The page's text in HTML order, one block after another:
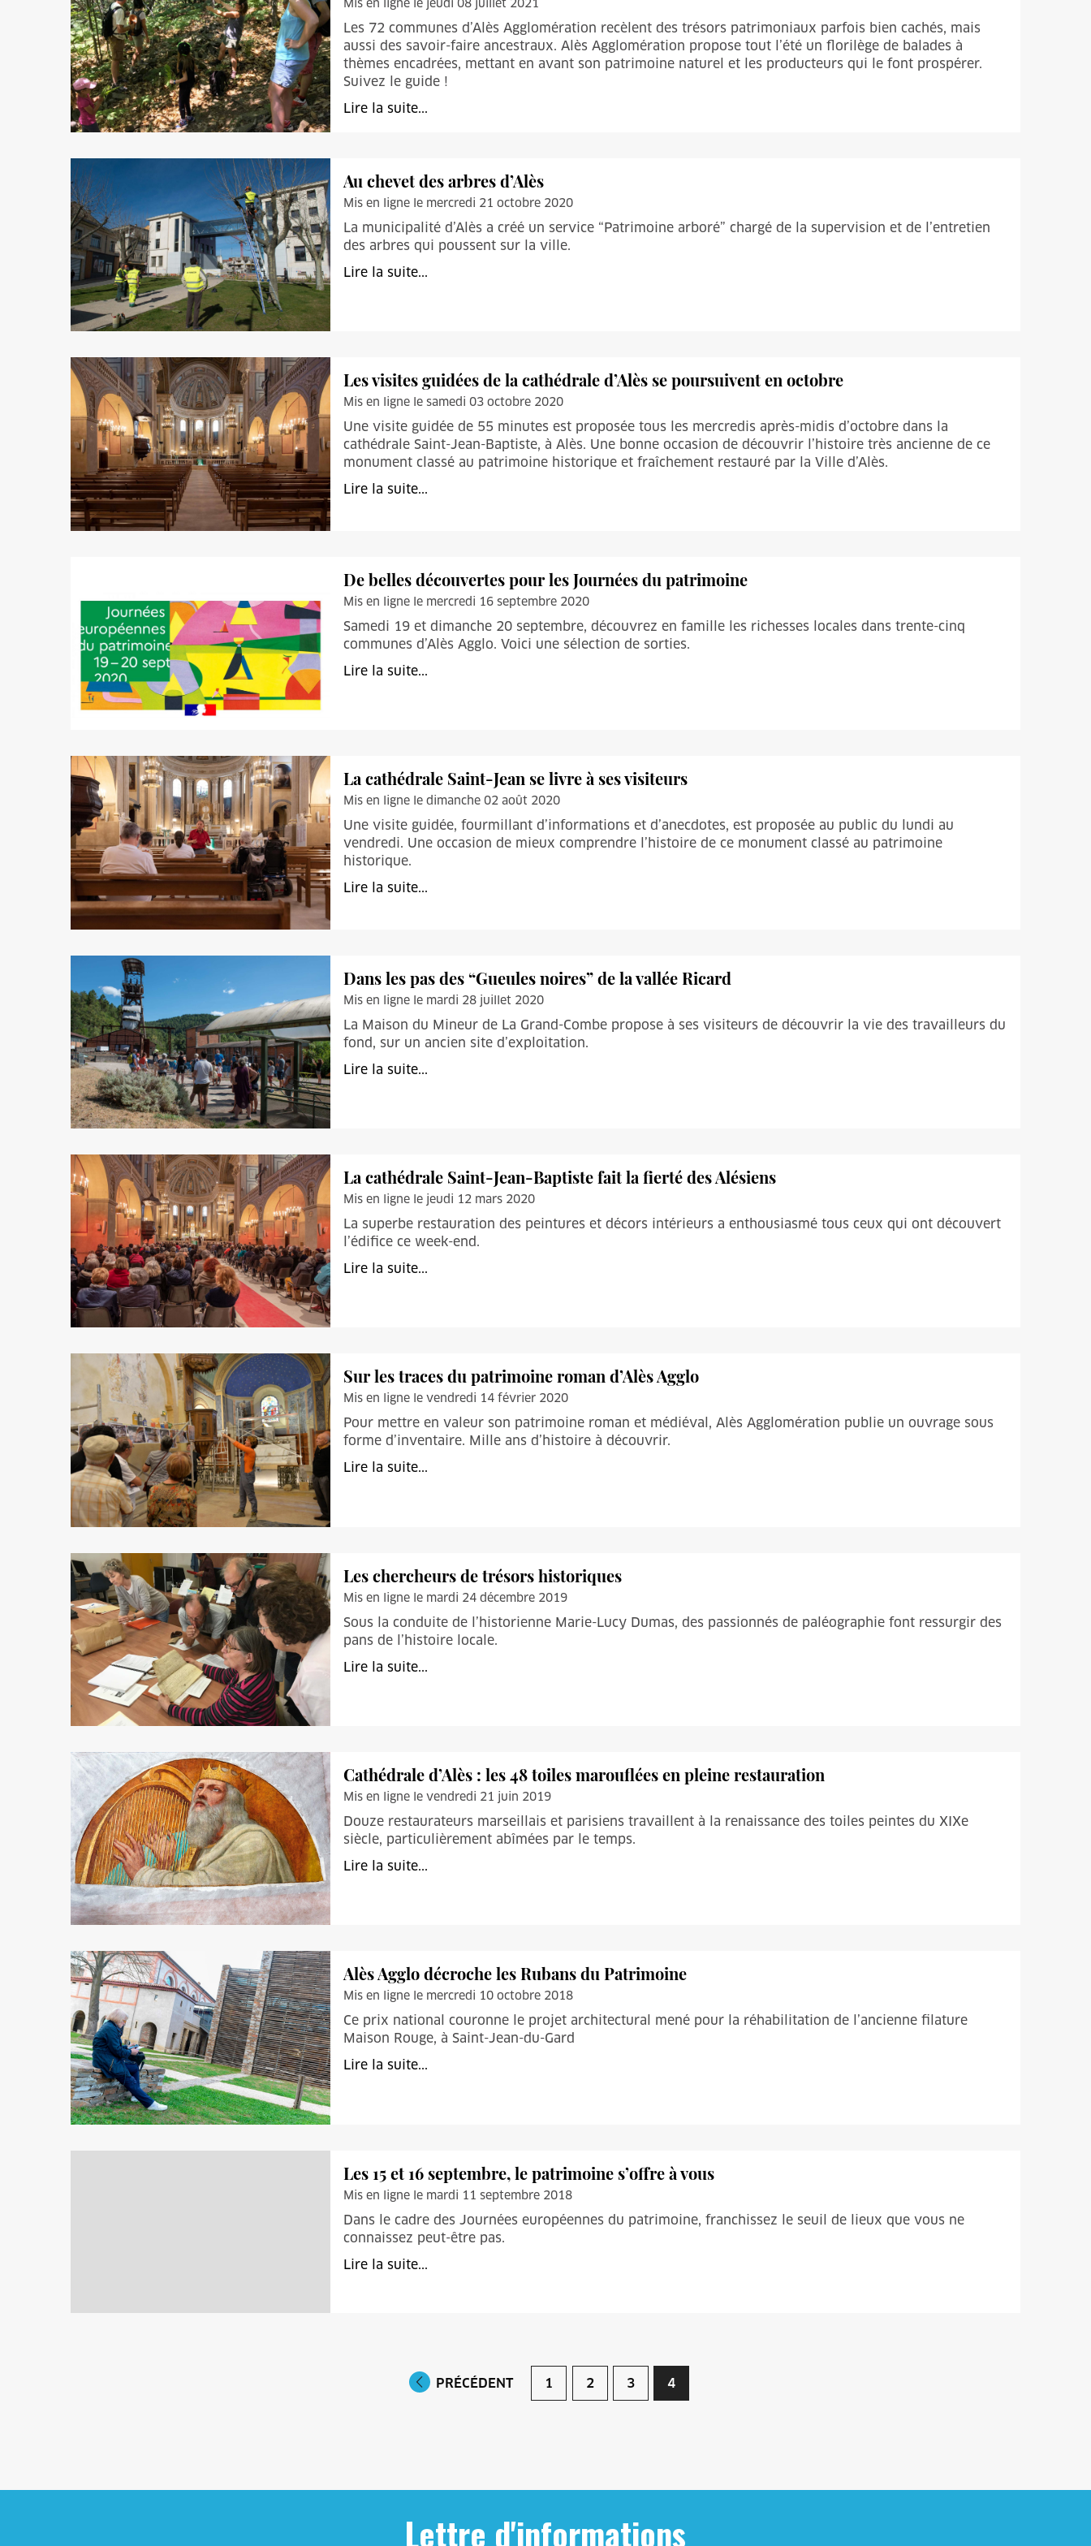
Mis en ligne le jeudi 08 juillet 2021
Les 72 communes d’Alès Agglomération recèlent des trésors patrimoniaux parfois bien cachés, mais
aussi des savoir-faire ancestraux. Alès Agglomération propose tout l’été un florilège de balades à
thèmes encadrées, mettant en avant son patrimoine naturel et les producteurs qui le font prospérer.
Suivez le guide !
Lire la suite...
Au chevet des arbres d’Alès
Mis en ligne le mercredi 21 octobre 2020
La municipalité d’Alès a créé un service “Patrimoine arboré” chargé de la supervision et de l’entretien
des arbres qui poussent sur la ville.
Lire la suite...
Les visites guidées de la cathédrale d’Alès se poursuivent en octobre
Mis en ligne le samedi 03 octobre 2020
Une visite guidée de 55 minutes est proposée tous les mercredis après-midis d’octobre dans la
cathédrale Saint-Jean-Baptiste, à Alès. Une bonne occasion de découvrir l’histoire très ancienne de ce
monument classé au patrimoine historique et fraîchement restauré par la Ville d’Alès.
Lire la suite...
De belles découvertes pour les Journées du patrimoine
Mis en ligne le mercredi 16 septembre 2020
Samedi 19 et dimanche 20 septembre, découvrez en famille les richesses locales dans trente-cinq
communes d’Alès Agglo. Voici une sélection de sorties.
Lire la suite...
La cathédrale Saint-Jean se livre à ses visiteurs
Mis en ligne le dimanche 02 août 2020
Une visite guidée, fourmillant d’informations et d’anecdotes, est proposée au public du lundi au
vendredi. Une occasion de mieux comprendre l’histoire de ce monument classé au patrimoine
historique.
Lire la suite...
Dans les pas des “Gueules noires” de la vallée Ricard
Mis en ligne le mardi 28 juillet 2020
La Maison du Mineur de La Grand-Combe propose à ses visiteurs de découvrir la vie des travailleurs du
fond, sur un ancien site d’exploitation.
Lire la suite...
La cathédrale Saint-Jean-Baptiste fait la fierté des Alésiens
Mis en ligne le jeudi 12 mars 2020
La superbe restauration des peintures et décors intérieurs a enthousiasmé tous ceux qui ont découvert
l’édifice ce week-end.
Lire la suite...
Sur les traces du patrimoine roman d’Alès Agglo
Mis en ligne le vendredi 14 février 2020
Pour mettre en valeur son patrimoine roman et médiéval, Alès Agglomération publie un ouvrage sous
forme d’inventaire. Mille ans d’histoire à découvrir.
Lire la suite...
Les chercheurs de trésors historiques
Mis en ligne le mardi 24 décembre 2019
Sous la conduite de l’historienne Marie-Lucy Dumas, des passionnés de paléographie font ressurgir des
pans de l’histoire locale.
Lire la suite...
Cathédrale d’Alès : les 48 toiles marouflées en pleine restauration
Mis en ligne le vendredi 21 juin 2019
Douze restaurateurs marseillais et parisiens travaillent à la renaissance des toiles peintes du XIXe
siècle, particulièrement abîmées par le temps.
Lire la suite...
Alès Agglo décroche les Rubans du Patrimoine
Mis en ligne le mercredi 10 octobre 2018
Ce prix national couronne le projet architectural mené pour la réhabilitation de l’ancienne filature
Maison Rouge, à Saint-Jean-du-Gard
Lire la suite...
Les 15 et 16 septembre, le patrimoine s’offre à vous
Mis en ligne le mardi 11 septembre 2018
Dans le cadre des Journées européennes du patrimoine, franchissez le seuil de lieux que vous ne
connaissez peut-être pas.
Lire la suite...
PRÉCÉDENT 1 2 3 4
Lettre d'informations